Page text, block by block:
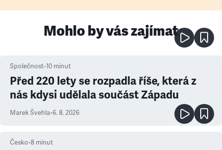
Mohlo by vás zajímat
Společnost•10 minut
Před 220 lety se rozpadla říše, která z
nás kdysi udělala součást Západu
Marek Švehla•6. 8. 2026
Česko•8 minut